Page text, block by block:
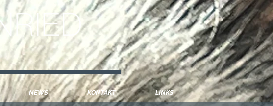
NEWS KONTAKT LINKS